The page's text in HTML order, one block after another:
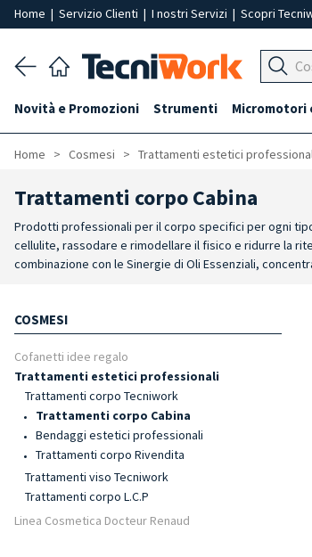
Home | Servizio Clienti | I nostri Servizi | Scopri
Novità e Promozioni Strumenti Micromotori
Home Cosmesi Trattamenti estetici
Trattamenti corpo Cabina
Prodotti professionali per il corpo specifici per ogni
cellulite, rassodare e rimodellare il fisico e ridurre la
combinazione con le Sinergie di Oli Essenziali,
COSMESI
Cofanetti idee regalo
Trattamenti estetici professionali
Trattamenti corpo Tecniwork
Trattamenti corpo Cabina
Bendaggi estetici professionali
Trattamenti corpo Rivendita
Trattamenti viso Tecniwork
Trattamenti corpo L.C.P
Linea Cosmetica Docteur Renaud